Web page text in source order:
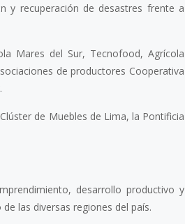
y recuperación de desastres frente a
Mares del Sur, Tecnofood, Agrícola
de productores Cooperativa
de Muebles de Lima, la Pontificia
desarrollo productivo y
las diversas regiones del país.